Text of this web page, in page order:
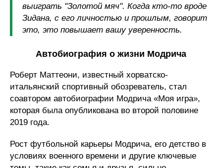
выиграть "Золотой мяч". Когда кто-то вроде
Зидана, с его личностью и прошлым, говорит
это, это повышает вашу уверенность.
Автобиография о жизни Модрича
Роберт Маттеони, известный хорватско-
итальянский спортивный обозреватель, стал
соавтором автобиографии Модрича «Моя игра»,
которая была опубликована во второй половине
2019 года.
Рост футбольной карьеры Модрича, его детство в
условиях военного времени и другие ключевые